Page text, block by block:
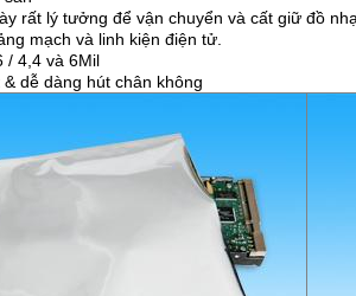
rất lý tưởng để vận chuyển và cất giữ đồ
mạch và linh kiện điện tử.
/ 4,4 và 6Mil
dễ dàng hút chân không